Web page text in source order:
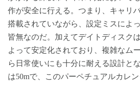
作が安全に行える。つまり、キャリ
搭載されていながら、設定ミスによ
皆無なのだ。加えてデイトディスク
よって安定化されており、複雑なム
ら日常使いにも十分に耐える設計と
は50mで、このパーペチュアルカレ